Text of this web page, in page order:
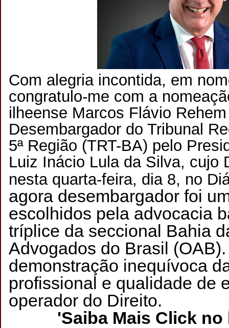
Com alegria incontida, em
congratulo-me com a
ilheense Marcos Flávio
Desembargador do Tribunal
5ª Região (TRT-BA) pelo
Luiz Inácio Lula da Silva, cujo
nesta quarta-feira, dia 8, no
agora desembargador foi
escolhidos pela advocacia
tríplice da seccional Bahia
Advogados do Brasil
demonstração inequívoca
profissional e qualidade de
operador do Direito.
'Saiba Mais Click no